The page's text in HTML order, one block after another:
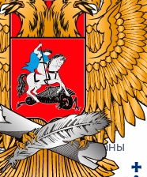
/ 24
регионов России
которыми указаны